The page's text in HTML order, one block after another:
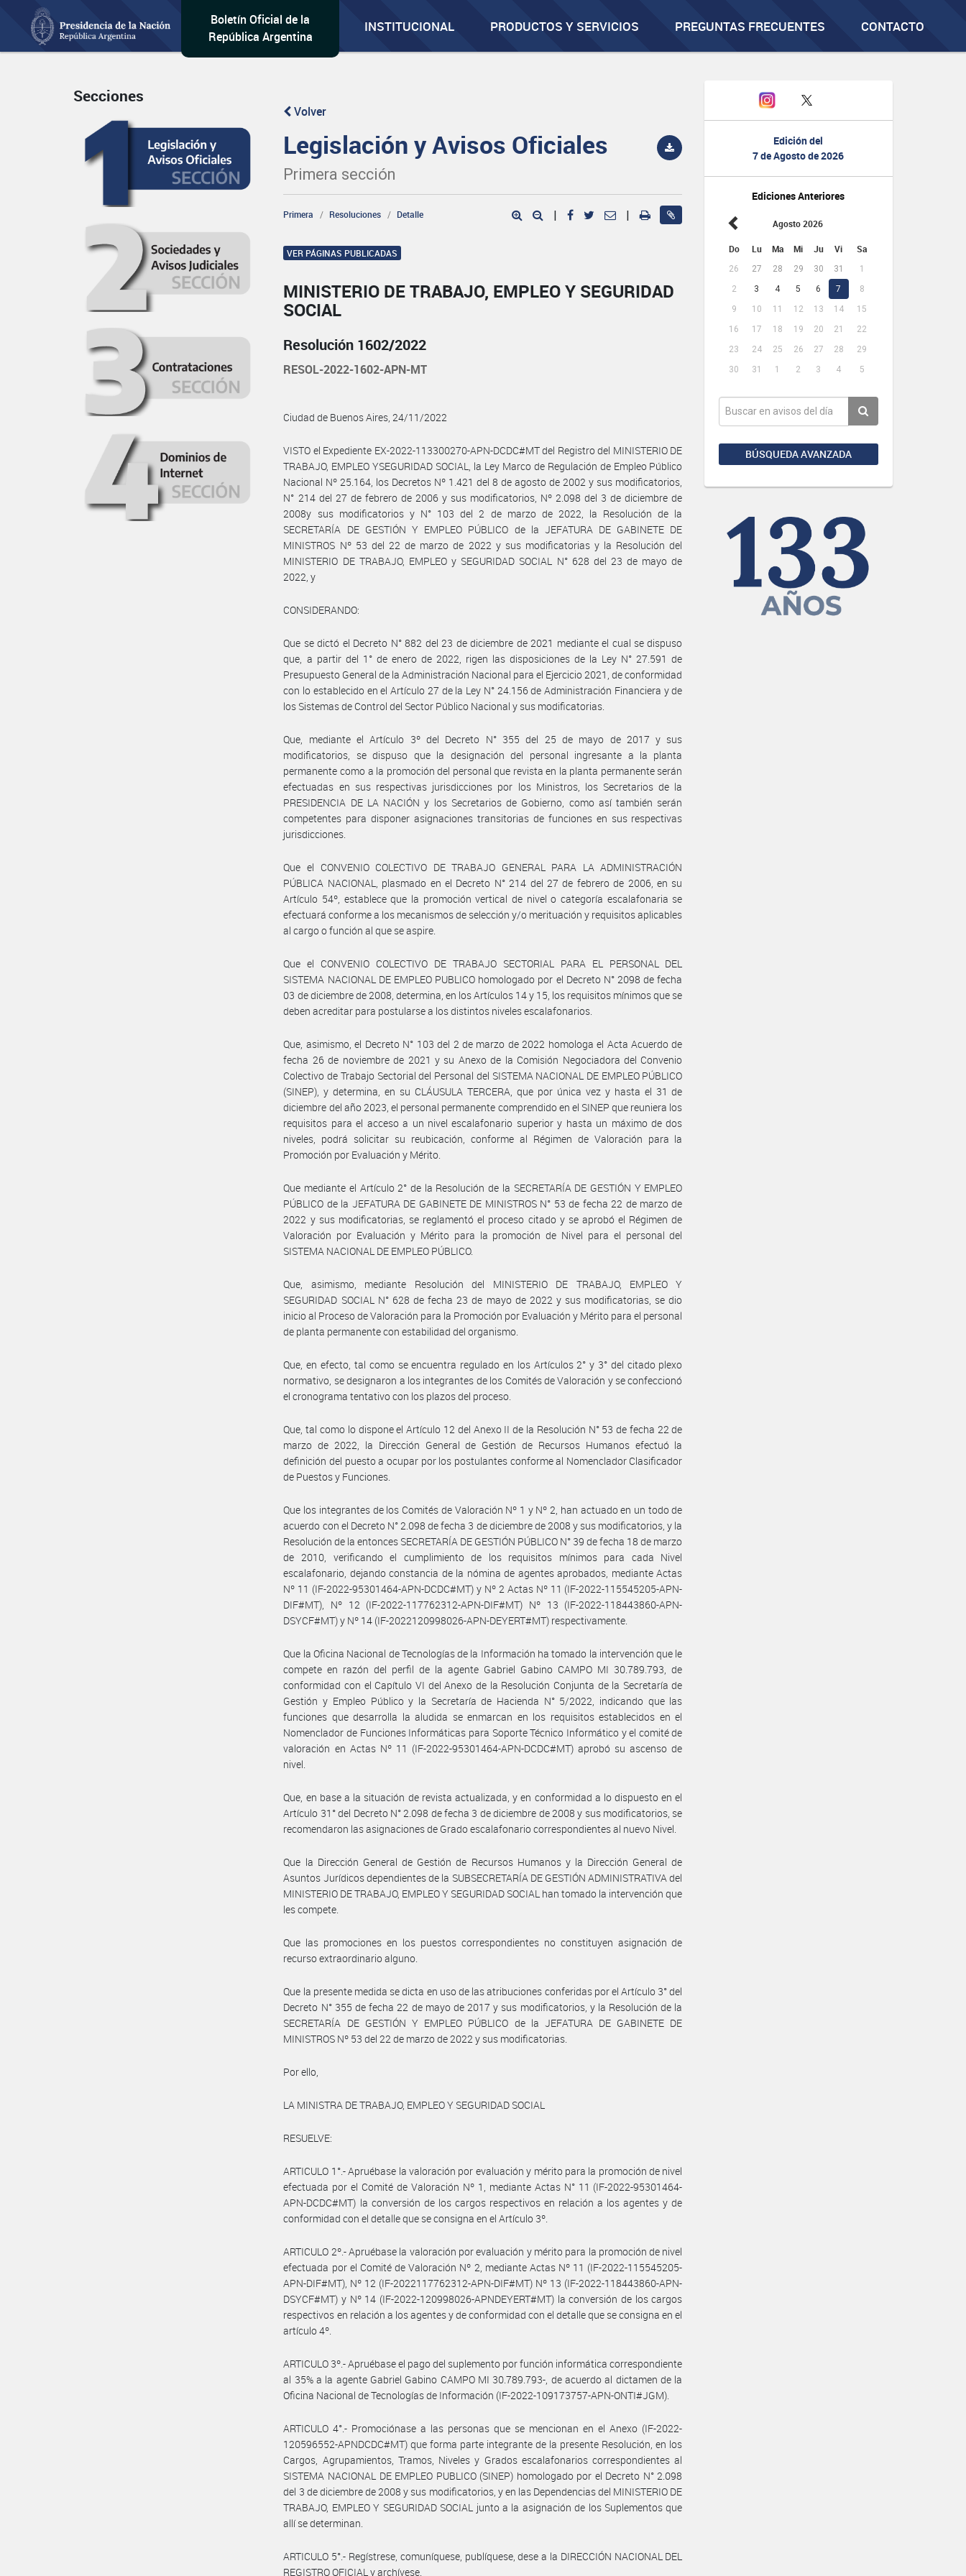
Boletín Oficial de la
República Argentina
INSTITUCIONAL PRODUCTOS Y SERVICIOS PREGUNTAS FRECUENTES CONTACTO
Edición del
7 de Agosto de 2026
Ediciones Anteriores
Agosto 2026
Do Lu Ma Mi Ju Vi Sa
26 27 28 29 30 31
1
2
3 4 5 6 7
8
9
10 11 12 13 14
15
16
17 18 19 20 21
22
23
24 25 26 27 28
29
30
31 1 2 3 4 5
BÚSQUEDA AVANZADA
Secciones
Volver
Legislación y Avisos Oficiales
Primera sección
Primera Resoluciones Detalle | |
VER PÁGINAS PUBLICADAS
MINISTERIO DE TRABAJO, EMPLEO Y SEGURIDAD
SOCIAL
Resolución 1602/2022
RESOL-2022-1602-APN-MT
Ciudad de Buenos Aires, 24/11/2022
VISTO el Expediente EX-2022-113300270-APN-DCDC#MT del Registro del MINISTERIO DE
TRABAJO, EMPLEO YSEGURIDAD SOCIAL, la Ley Marco de Regulación de Empleo Público
Nacional Nº 25.164, los Decretos Nº 1.421 del 8 de agosto de 2002 y sus modificatorios,
N° 214 del 27 de febrero de 2006 y sus modificatorios, Nº 2.098 del 3 de diciembre de
2008y sus modificatorios y N° 103 del 2 de marzo de 2022, la Resolución de la
SECRETARÍA DE GESTIÓN Y EMPLEO PÚBLICO de la JEFATURA DE GABINETE DE
MINISTROS Nº 53 del 22 de marzo de 2022 y sus modificatorias y la Resolución del
MINISTERIO DE TRABAJO, EMPLEO y SEGURIDAD SOCIAL N° 628 del 23 de mayo de
2022, y
CONSIDERANDO:
Que se dictó el Decreto N° 882 del 23 de diciembre de 2021 mediante el cual se dispuso
que, a partir del 1° de enero de 2022, rigen las disposiciones de la Ley N° 27.591 de
Presupuesto General de la Administración Nacional para el Ejercicio 2021, de conformidad
con lo establecido en el Artículo 27 de la Ley N° 24.156 de Administración Financiera y de
los Sistemas de Control del Sector Público Nacional y sus modificatorias.
Que, mediante el Artículo 3º del Decreto N° 355 del 25 de mayo de 2017 y sus
modificatorios, se dispuso que la designación del personal ingresante a la planta
permanente como a la promoción del personal que revista en la planta permanente serán
efectuadas en sus respectivas jurisdicciones por los Ministros, los Secretarios de la
PRESIDENCIA DE LA NACIÓN y los Secretarios de Gobierno, como así también serán
competentes para disponer asignaciones transitorias de funciones en sus respectivas
jurisdicciones.
Que el CONVENIO COLECTIVO DE TRABAJO GENERAL PARA LA ADMINISTRACIÓN
PÚBLICA NACIONAL, plasmado en el Decreto N° 214 del 27 de febrero de 2006, en su
Artículo 54º, establece que la promoción vertical de nivel o categoría escalafonaria se
efectuará conforme a los mecanismos de selección y/o merituación y requisitos aplicables
al cargo o función al que se aspire.
Que el CONVENIO COLECTIVO DE TRABAJO SECTORIAL PARA EL PERSONAL DEL
SISTEMA NACIONAL DE EMPLEO PUBLICO homologado por el Decreto N° 2098 de fecha
03 de diciembre de 2008, determina, en los Artículos 14 y 15, los requisitos mínimos que se
deben acreditar para postularse a los distintos niveles escalafonarios.
Que, asimismo, el Decreto N° 103 del 2 de marzo de 2022 homologa el Acta Acuerdo de
fecha 26 de noviembre de 2021 y su Anexo de la Comisión Negociadora del Convenio
Colectivo de Trabajo Sectorial del Personal del SISTEMA NACIONAL DE EMPLEO PÚBLICO
(SINEP), y determina, en su CLÁUSULA TERCERA, que por única vez y hasta el 31 de
diciembre del año 2023, el personal permanente comprendido en el SINEP que reuniera los
requisitos para el acceso a un nivel escalafonario superior y hasta un máximo de dos
niveles, podrá solicitar su reubicación, conforme al Régimen de Valoración para la
Promoción por Evaluación y Mérito.
Que mediante el Artículo 2° de la Resolución de la SECRETARÍA DE GESTIÓN Y EMPLEO
PÚBLICO de la JEFATURA DE GABINETE DE MINISTROS N° 53 de fecha 22 de marzo de
2022 y sus modificatorias, se reglamentó el proceso citado y se aprobó el Régimen de
Valoración por Evaluación y Mérito para la promoción de Nivel para el personal del
SISTEMA NACIONAL DE EMPLEO PÚBLICO.
Que, asimismo, mediante Resolución del MINISTERIO DE TRABAJO, EMPLEO Y
SEGURIDAD SOCIAL N° 628 de fecha 23 de mayo de 2022 y sus modificatorias, se dio
inicio al Proceso de Valoración para la Promoción por Evaluación y Mérito para el personal
de planta permanente con estabilidad del organismo.
Que, en efecto, tal como se encuentra regulado en los Artículos 2° y 3° del citado plexo
normativo, se designaron a los integrantes de los Comités de Valoración y se confeccionó
el cronograma tentativo con los plazos del proceso.
Que, tal como lo dispone el Artículo 12 del Anexo II de la Resolución N° 53 de fecha 22 de
marzo de 2022, la Dirección General de Gestión de Recursos Humanos efectuó la
definición del puesto a ocupar por los postulantes conforme al Nomenclador Clasificador
de Puestos y Funciones.
Que los integrantes de los Comités de Valoración Nº 1 y Nº 2, han actuado en un todo de
acuerdo con el Decreto N° 2.098 de fecha 3 de diciembre de 2008 y sus modificatorios, y la
Resolución de la entonces SECRETARÍA DE GESTIÓN PÚBLICO N° 39 de fecha 18 de marzo
de 2010, verificando el cumplimiento de los requisitos mínimos para cada Nivel
escalafonario, dejando constancia de la nómina de agentes aprobados, mediante Actas
Nº 11 (IF-2022-95301464-APN-DCDC#MT) y Nº 2 Actas Nº 11 (IF-2022-115545205-APN-
DIF#MT), Nº 12 (IF-2022-117762312-APN-DIF#MT) Nº 13 (IF-2022-118443860-APN-
DSYCF#MT) y Nº 14 (IF-2022120998026-APN-DEYERT#MT) respectivamente.
Que la Oficina Nacional de Tecnologías de la Información ha tomado la intervención que le
compete en razón del perfil de la agente Gabriel Gabino CAMPO MI 30.789.793, de
conformidad con el Capítulo VI del Anexo de la Resolución Conjunta de la Secretaría de
Gestión y Empleo Público y la Secretaría de Hacienda N° 5/2022, indicando que las
funciones que desarrolla la aludida se enmarcan en los requisitos establecidos en el
Nomenclador de Funciones Informáticas para Soporte Técnico Informático y el comité de
valoración en Actas Nº 11 (IF-2022-95301464-APN-DCDC#MT) aprobó su ascenso de
nivel.
Que, en base a la situación de revista actualizada, y en conformidad a lo dispuesto en el
Artículo 31° del Decreto N° 2.098 de fecha 3 de diciembre de 2008 y sus modificatorios, se
recomendaron las asignaciones de Grado escalafonario correspondientes al nuevo Nivel.
Que la Dirección General de Gestión de Recursos Humanos y la Dirección General de
Asuntos Jurídicos dependientes de la SUBSECRETARÍA DE GESTIÓN ADMINISTRATIVA del
MINISTERIO DE TRABAJO, EMPLEO Y SEGURIDAD SOCIAL han tomado la intervención que
les compete.
Que las promociones en los puestos correspondientes no constituyen asignación de
recurso extraordinario alguno.
Que la presente medida se dicta en uso de las atribuciones conferidas por el Artículo 3° del
Decreto N° 355 de fecha 22 de mayo de 2017 y sus modificatorios, y la Resolución de la
SECRETARÍA DE GESTIÓN Y EMPLEO PÚBLICO de la JEFATURA DE GABINETE DE
MINISTROS Nº 53 del 22 de marzo de 2022 y sus modificatorias.
Por ello,
LA MINISTRA DE TRABAJO, EMPLEO Y SEGURIDAD SOCIAL
RESUELVE:
ARTICULO 1°.- Apruébase la valoración por evaluación y mérito para la promoción de nivel
efectuada por el Comité de Valoración Nº 1, mediante Actas N° 11 (IF-2022-95301464-
APN-DCDC#MT) la conversión de los cargos respectivos en relación a los agentes y de
conformidad con el detalle que se consigna en el Artículo 3º.
ARTICULO 2º.- Apruébase la valoración por evaluación y mérito para la promoción de nivel
efectuada por el Comité de Valoración Nº 2, mediante Actas Nº 11 (IF-2022-115545205-
APN-DIF#MT), Nº 12 (IF-2022117762312-APN-DIF#MT) Nº 13 (IF-2022-118443860-APN-
DSYCF#MT) y Nº 14 (IF-2022-120998026-APNDEYERT#MT) la conversión de los cargos
respectivos en relación a los agentes y de conformidad con el detalle que se consigna en el
artículo 4º.
ARTICULO 3º.- Apruébase el pago del suplemento por función informática correspondiente
al 35% a la agente Gabriel Gabino CAMPO MI 30.789.793-, de acuerdo al dictamen de la
Oficina Nacional de Tecnologías de Información (IF-2022-109173757-APN-ONTI#JGM).
ARTICULO 4°.- Promociónase a las personas que se mencionan en el Anexo (IF-2022-
120596552-APNDCDC#MT) que forma parte integrante de la presente Resolución, en los
Cargos, Agrupamientos, Tramos, Niveles y Grados escalafonarios correspondientes al
SISTEMA NACIONAL DE EMPLEO PUBLICO (SINEP) homologado por el Decreto N° 2.098
del 3 de diciembre de 2008 y sus modificatorios, y en las Dependencias del MINISTERIO DE
TRABAJO, EMPLEO Y SEGURIDAD SOCIAL junto a la asignación de los Suplementos que
allí se determinan.
ARTICULO 5°.- Regístrese, comuníquese, publíquese, dese a la DIRECCIÓN NACIONAL DEL
REGISTRO OFICIAL y archívese.